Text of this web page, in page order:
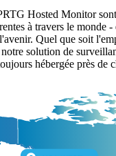
Hosted Monitor
à travers le monde
Quel que soit
solution de
hébergée près de